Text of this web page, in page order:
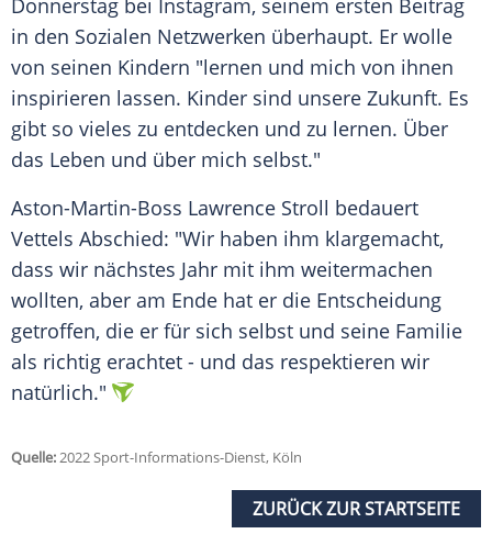
Donnerstag bei Instagram, seinem ersten Beitrag
in den Sozialen Netzwerken überhaupt. Er wolle
von seinen Kindern "lernen und mich von ihnen
inspirieren lassen. Kinder sind unsere Zukunft. Es
gibt so vieles zu entdecken und zu lernen. Über
das Leben und über mich selbst."
Aston-Martin-Boss Lawrence Stroll bedauert
Vettels Abschied: "Wir haben ihm klargemacht,
dass wir nächstes Jahr mit ihm weitermachen
wollten, aber am Ende hat er die Entscheidung
getroffen, die er für sich selbst und seine Familie
als richtig erachtet - und das respektieren wir
natürlich."
Quelle:2022 Sport-Informations-Dienst, Köln
ZURÜCK ZUR STARTSEITE